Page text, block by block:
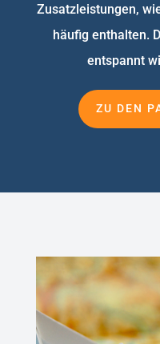
Zusatzleistungen,
häufig enthalten.
entspannt
ZU DEN